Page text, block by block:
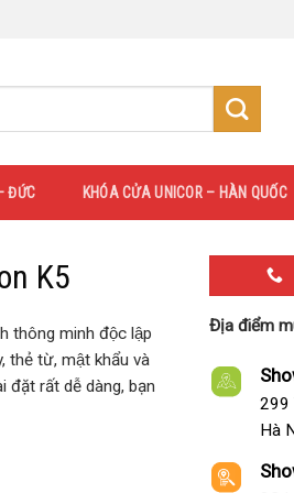
ĐỨC KHÓA CỬA UNICOR – HÀN QUỐC
K5
thông minh độc lập
thẻ từ, mật khẩu và
đặt rất dễ dàng, bạn
Địa điểm
299
Hà